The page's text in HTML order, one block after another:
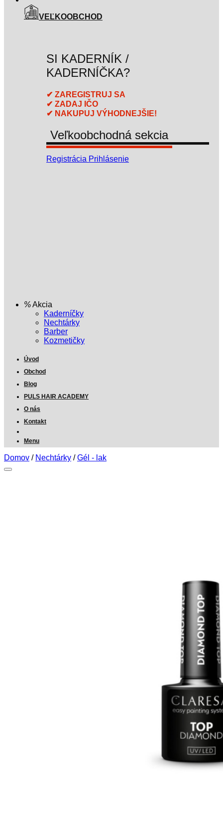
VEĽKOOBCHOD
SI KADERNÍK /
KADERNÍČKA?
✔ ZAREGISTRUJ SA
✔ ZADAJ IČO
✔ NAKUPUJ VÝHODNEJŠIE!
Veľkoobchodná sekcia
Registrácia Prihlásenie
Akcia
Kaderníčky
Nechtárky
Barber
Kozmetičky
Úvod
Obchod
Blog
PULS HAIR ACADEMY
O nás
Kontakt
Menu
Domov / Nechtárky / Gél - lak